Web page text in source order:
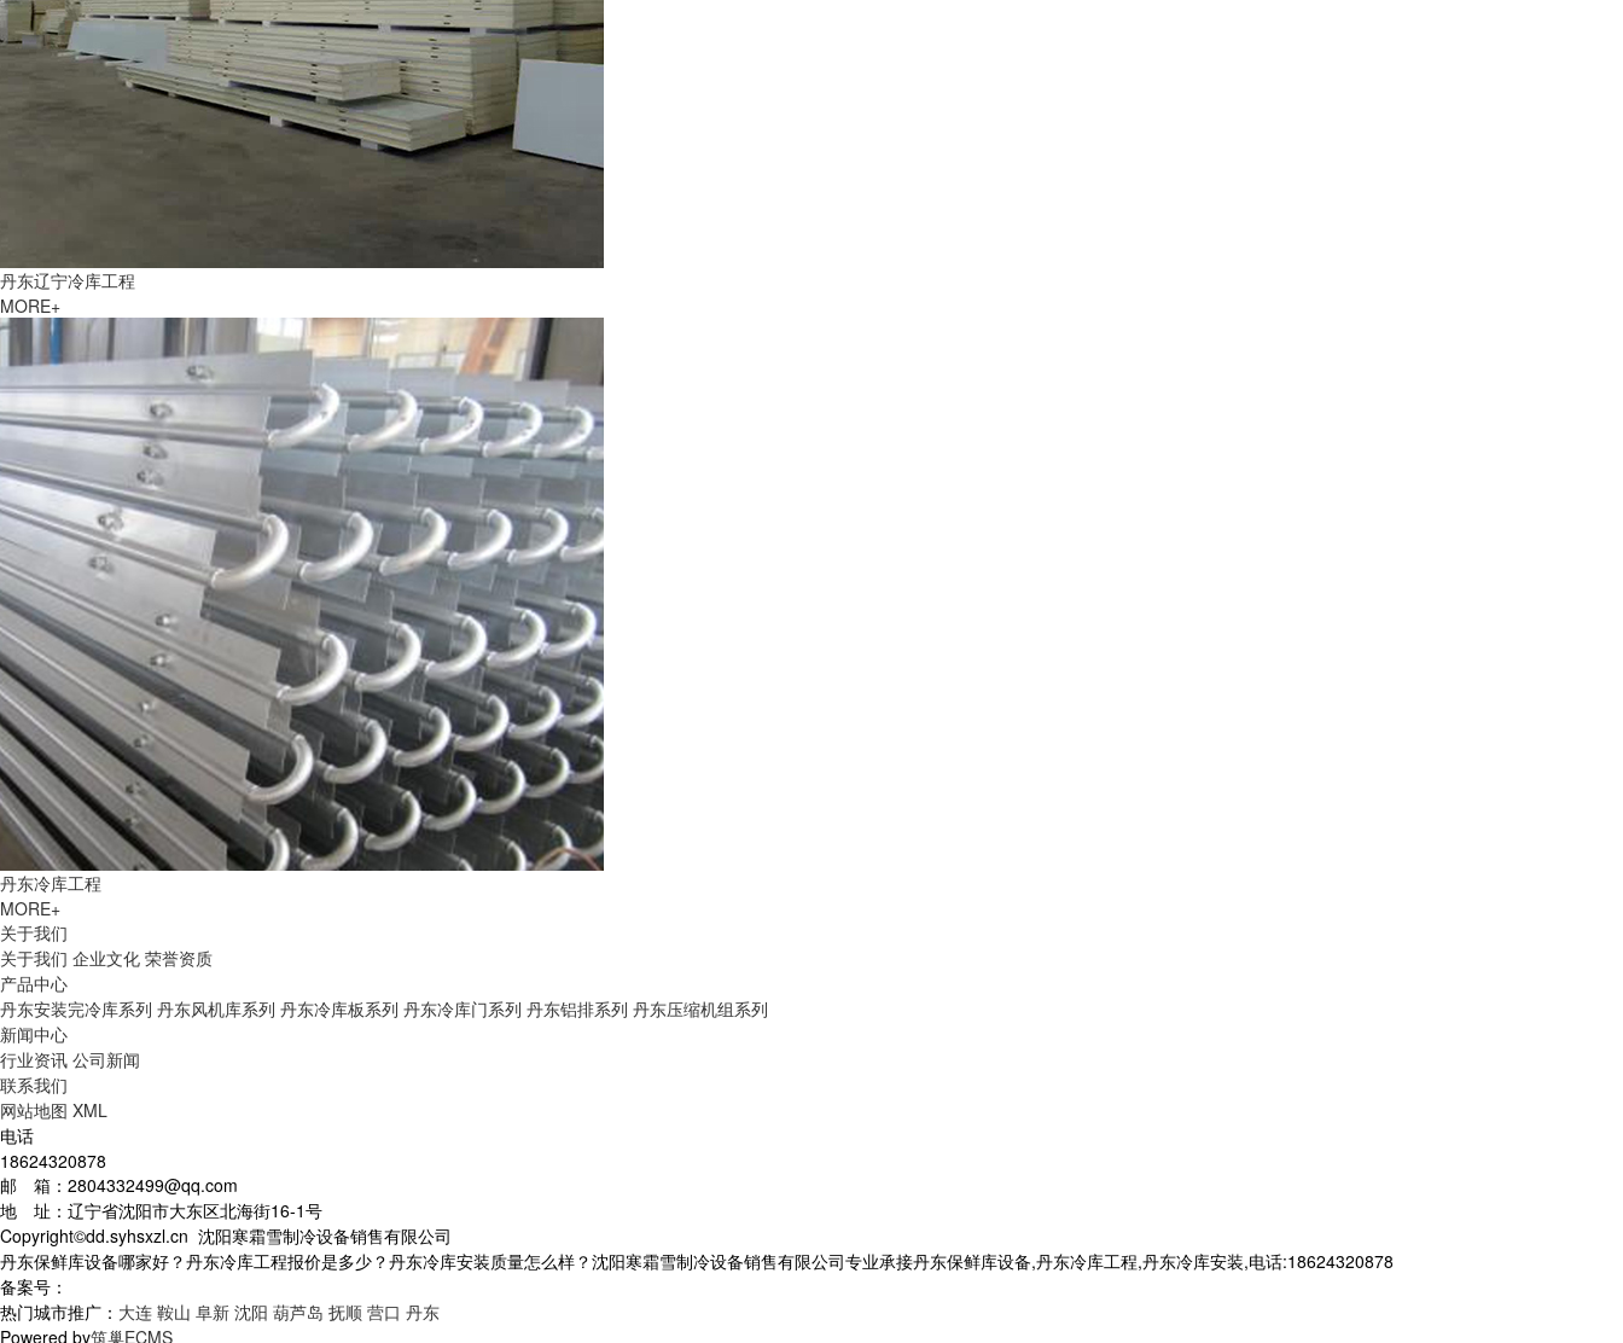
丹东辽宁冷库工程
MORE+
丹东冷库工程
MORE+
关于我们
关于我们 企业文化 荣誉资质
产品中心
丹东安装完冷库系列 丹东风机库系列 丹东冷库板系列 丹东冷库门系列 丹东铝排系列 丹东压缩机组系列
新闻中心
行业资讯 公司新闻
联系我们
网站地图 XML
电话
18624320878
邮 箱：2804332499@qq.com
地 址：辽宁省沈阳市大东区北海街16-1号
Copyright©dd.syhsxzl.cn 沈阳寒霜雪制冷设备销售有限公司
丹东保鲜库设备哪家好？丹东冷库工程报价是多少？丹东冷库安装质量怎么样？沈阳寒霜雪制冷设备销售有限公司专业承接丹东保鲜库设备,丹东冷库工程,丹东冷库安装,电话:18624320878
备案号：
热门城市推广： 大连 鞍山 阜新 沈阳 葫芦岛 抚顺 营口 丹东
Powered by筑巢ECMS